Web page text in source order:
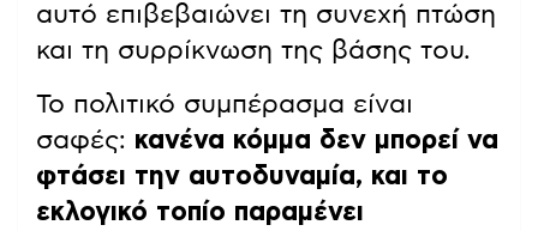
αυτό επιβεβαιώνει τη συνεχή πτώση
και τη συρρίκνωση της βάσης του.
Το πολιτικό συμπέρασμα είναι
σαφές: κανένα κόμμα δεν μπορεί να
φτάσει την αυτοδυναμία, και το
εκλογικό τοπίο παραμένει